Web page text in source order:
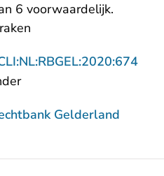
6 voorwaardelijk.
- U
Gelderland